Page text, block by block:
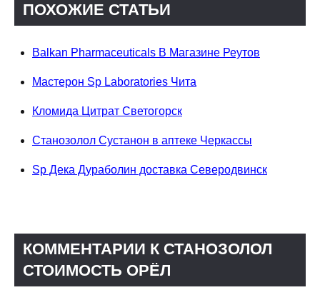
ПОХОЖИЕ СТАТЬИ
Balkan Pharmaceuticals В Магазине Реутов
Мастерон Sp Laboratories Чита
Кломида Цитрат Светогорск
Станозолол Сустанон в аптеке Черкассы
Sp Дека Дураболин доставка Северодвинск
КОММЕНТАРИИ К СТАНОЗОЛОЛ
СТОИМОСТЬ ОРЁЛ